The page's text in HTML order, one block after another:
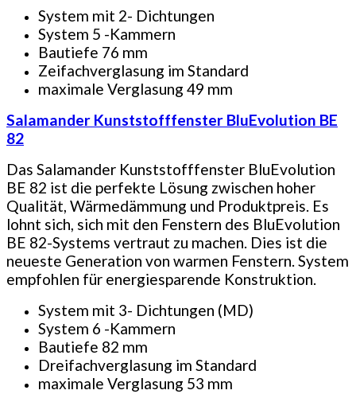
System mit 2- Dichtungen
System 5 -Kammern
Bautiefe 76 mm
Zeifachverglasung im Standard
maximale Verglasung 49 mm
Salamander Kunststofffenster BluEvolution BE
82
Das Salamander Kunststofffenster BluEvolution
BE 82 ist die perfekte Lösung zwischen hoher
Qualität, Wärmedämmung und Produktpreis. Es
lohnt sich, sich mit den Fenstern des BluEvolution
BE 82-Systems vertraut zu machen. Dies ist die
neueste Generation von warmen Fenstern. System
empfohlen für energiesparende Konstruktion.
System mit 3- Dichtungen (MD)
System 6 -Kammern
Bautiefe 82 mm
Dreifachverglasung im Standard
maximale Verglasung 53 mm